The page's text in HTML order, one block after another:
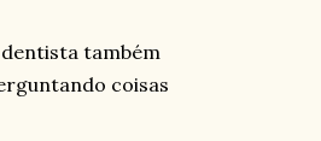
também
coisas